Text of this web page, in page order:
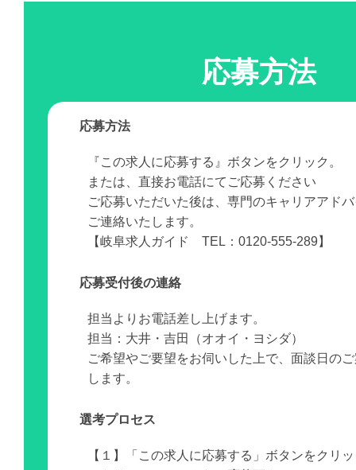
応募方法
応募方法
『この求人に応募する』ボタンをクリック。
または、直接お電話にてご応募ください
ご応募いただいた後は、専門のキャリアアド
ご連絡いたします。
【岐阜求人ガイド TEL：0120-555-289】
応募受付後の連絡
担当よりお電話差し上げます。
担当：大井・吉田（オオイ・ヨシダ）
ご希望やご要望をお伺いした上で、面談日の
します。
選考プロセス
【１】「この求人に応募する」ボタンをクリ